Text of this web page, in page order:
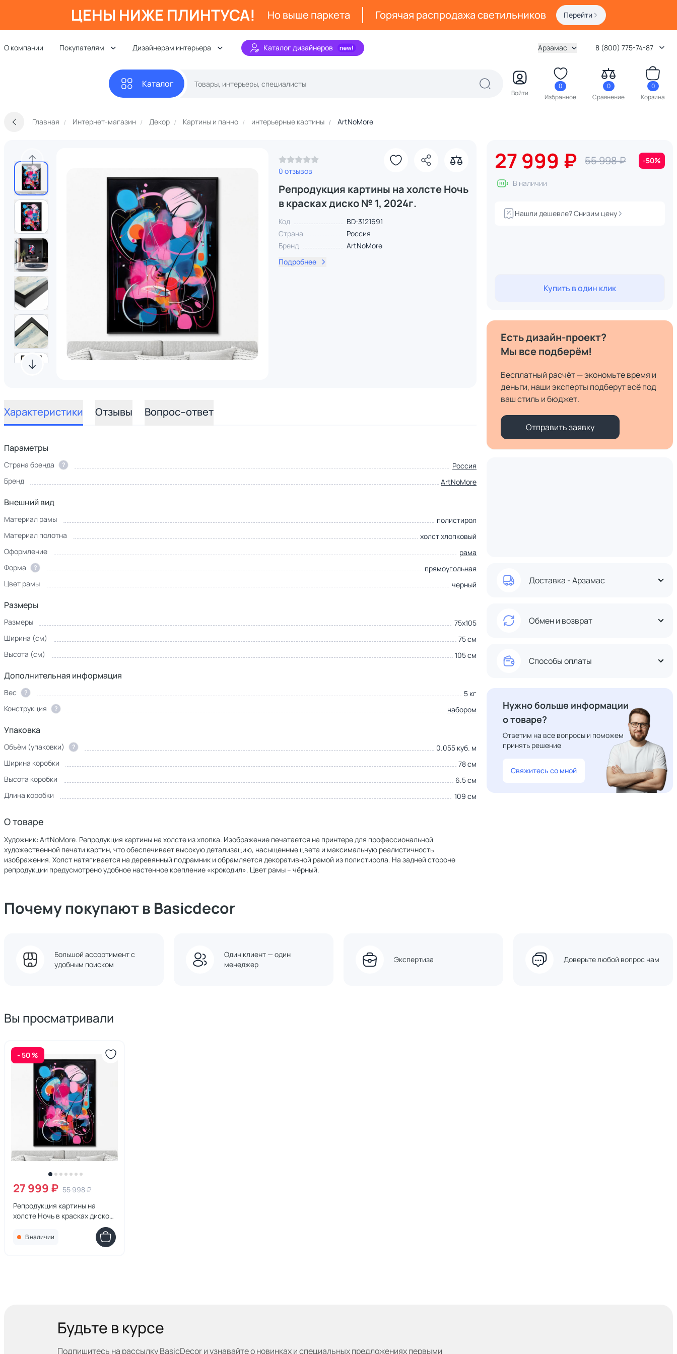
ЦЕНЫ НИЖЕ ПЛИНТУСА! Но выше паркета Горячая распродажа светильников Перейти
О компании Покупателям Дизайнерам интерьера Каталог дизайнеров Арзамас 8 (800) 775-74-87
Каталог
Войти
0
Избранное
0
Сравнение
0
Корзина
Главная Интернет-магазин Декор Картины и панно интерьерные картины ArtNoMore
0 отзывов
Репродукция картины на холсте Ночь
в красках диско № 1, 2024г.
Код
BD-3121691
Страна
Россия
Бренд
ArtNoMore
Подробнее
Характеристики Отзывы Вопрос–ответ
Параметры
Страна бренда ?
Россия
Бренд
ArtNoMore
Внешний вид
Материал рамы
полистирол
Материал полотна
холст хлопковый
Оформление
рама
Форма
?
прямоугольная
Цвет рамы
черный
Размеры
Размеры
75х105
Ширина (см)
75 см
Высота (см)
105 см
Дополнительная информация
Вес ?
5 кг
Конструкция
? набором
Упаковка
Объём (упаковки) ?
0.055 куб. м
Ширина коробки
78 см
Высота коробки
6.5 см
Длина коробки
109 см
О товаре
Художник: ArtNoMore. Репродукция картины на холсте из хлопка. Изображение печатается на принтере для профессиональной
художественной печати картин, что обеспечивает высокую детализацию, насыщенные цвета и максимальную реалистичность
изображения. Холст натягивается на деревянный подрамник и обрамляется декоративной рамой из полистирола. На задней стороне
репродукции предусмотрено удобное настенное крепление «крокодил». Цвет рамы – чёрный.
27 999 ₽ 55 998 ₽ -50%
В наличии
Нашли дешевле? Снизим цену
Купить в один клик
Есть дизайн-проект?
Мы все подберём!
Бесплатный расчёт — экономьте время и
деньги, наши эксперты подберут всё под
ваш стиль и бюджет.
Отправить заявку
Доставка - Арзамас
Обмен и возврат
Способы оплаты
Нужно больше информации
о товаре?
Ответим на все вопросы и поможем
принять решение
Свяжитесь со мной
Почему покупают в Basicdecor
Большой ассортимент с
удобным поиском
Один клиент — один
менеджер
Экспертиза Доверьте любой вопрос нам
Вы просматривали
- 50 %
27 999 ₽ 55 998 ₽
Репродукция картины на
холсте Ночь в красках диско
В наличии
Будьте в курсе
Подпишитесь на рассылку BasicDecor и узнавайтео новинках и специальных предложениях первыми